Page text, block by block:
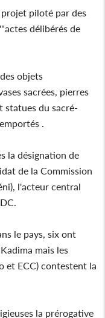
piloté par des
délibérés de
objets
sacrées, pierres
statues du sacré-
.
la désignation de
de la Commission
l'acteur central
le pays, six ont
mais les
et ECC) contestent la
la prérogative